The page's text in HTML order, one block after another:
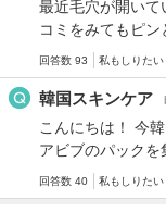
最近毛穴が開いて
コミをみてもピン
回答数 93 私もしりたい
韓国スキンケア
こんにちは！ 今
アビブのパックを
回答数 40 私もしりたい